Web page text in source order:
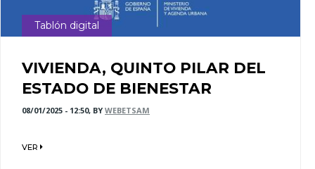
Tablón digital
VIVIENDA, QUINTO PILAR DEL
ESTADO DE BIENESTAR
08/01/2025 - 12:50, BY WEBETSAM
VER